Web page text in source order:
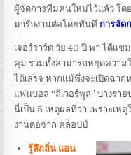
ผู้จัดการทีมคนใหม่ไว้แล้ว โดย
มารับงานต่อโดยทันทีการจัด
เจอร์ราร์ด วัย 40 ปี พา ได้แ
คุม รวมทั้งสามารถหยุดความ
ได้เสร็จ หากแม้พึ่งจะเปิดฉา
แฟนบอล “ลิเวอร์พูล” บางรา
นี่เป็น 5 เหตุผลที่ว่า เพราะเ
งานต่อจาก คล็อปป์
รู้ลึกถิ่น แอน